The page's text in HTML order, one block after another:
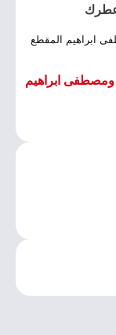
عطرك
ابراهيم المقطع
ابراهيم